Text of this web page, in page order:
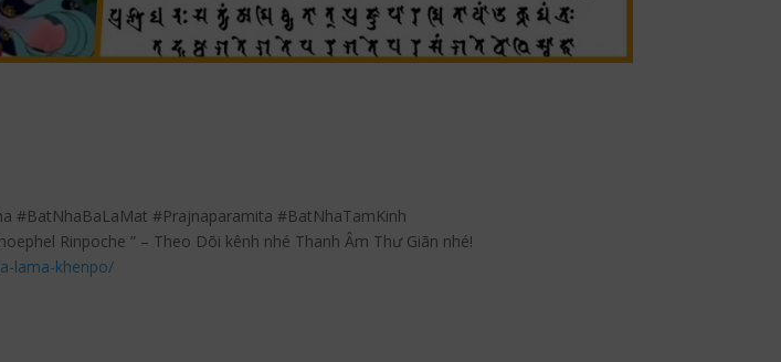
#BatNhaBaLaMat #Prajnaparamita #BatNhaTamKinh
Rinpoche ” – Theo Dõi kênh nhé Thanh Âm Thư Giãn nhé!
lama-khenpo/